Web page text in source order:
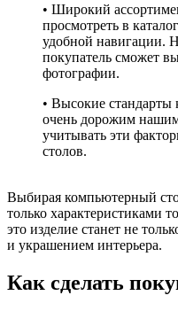
• Широкий
просмотреть в
удобной навигации.
покупатель сможет
фотографии.
• Высокие стандарты
очень дорожим
учитывать эти
столов.
Выбирая компьютерный
только характеристиками
это изделие станет не
и украшением интерьера.
Как сделать